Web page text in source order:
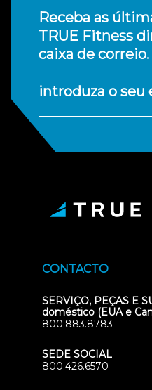
Receba as
TRUE Fitness
caixa de correio.
introduza o seu
CONTACTO
SERVIÇO, PEÇAS E
doméstico (EUA e
800.883.8783
SEDE SOCIAL
800.426.6570